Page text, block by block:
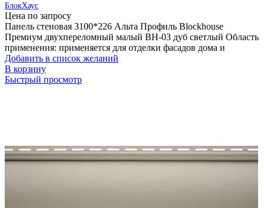
БлокХаус
Цена по запросу
Панель стеновая 3100*226 Альта Профиль Blockhouse
Премиум двухпереломный малый ВН-03 дуб светлый Область
применения: применяется для отделки фасадов дома и
Добавить в список желаний
В корзину
Быстрый просмотр